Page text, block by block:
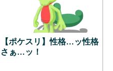
【ポケスリ】性格…ッ性格
さぁ…ッ！